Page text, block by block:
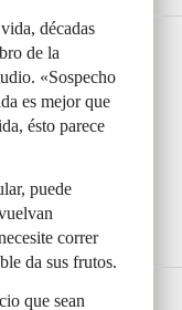
décadas
de la
«Sospecho
es mejor que
ésto parece
puede
correr
da sus frutos.
que sean